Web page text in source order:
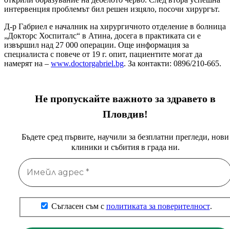
интервенция проблемът бил решен изцяло, посочи хирургът.
Д-р Габриел е началник на хирургичното отделение в болница
„Докторс Хоспиталс“ в Атина, досега в практиката си е
извършил над 27 000 операции. Още информация за
специалиста с повече от 19 г. опит, пациентите могат да
намерят на – www.doctorgabriel.bg. За контакти: 0896/210-665.
Не пропускайте важното за здравето в
Пловдив!
Бъдете сред първите, научили за безплатни прегледи, нови
клиники и събития в града ни.
Съгласен съм с политиката за поверителност.